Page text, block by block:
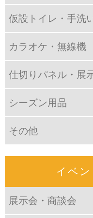
仮設トイレ・手洗
カラオケ・無線機
仕切りパネル・展
シーズン用品
その他
イベ
展示会・商談会